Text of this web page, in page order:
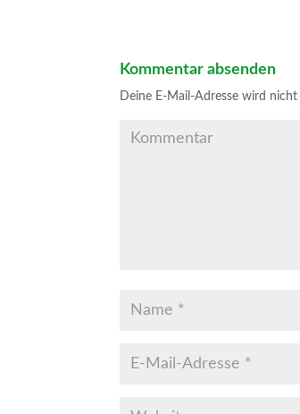
Kommentar absenden
Deine E-Mail-Adresse wird